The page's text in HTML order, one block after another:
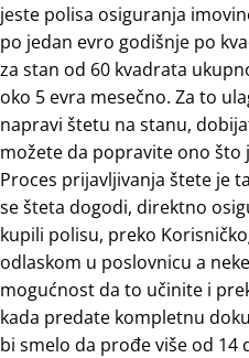
jeste polisa osiguranja
po jedan evro godišnje po
za stan od 60 kvadrata
oko 5 evra mesečno. Za to
napravi štetu na stanu,
možete da popravite ono
Proces prijavljivanja štete je
se šteta dogodi, direktno
kupili polisu, preko
odlaskom u poslovnicu a
mogućnost da to učinite i
kada predate kompletnu
bi smelo da prođe više od 14